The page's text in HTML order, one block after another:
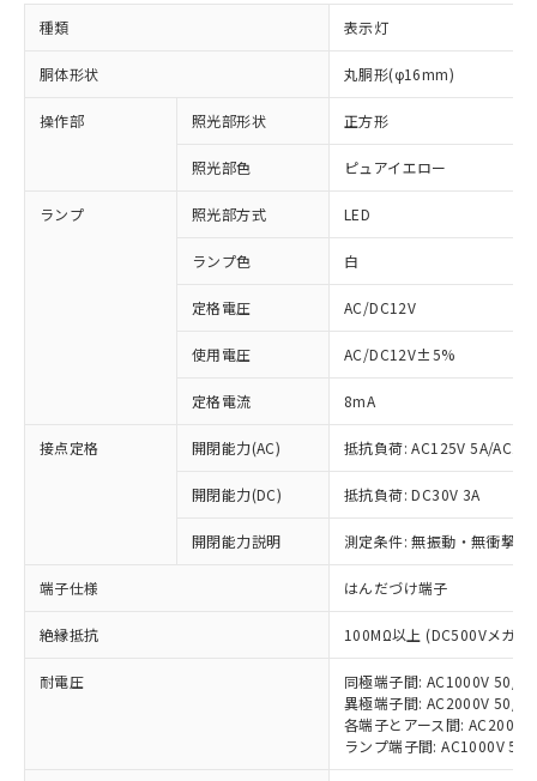
種類 表示灯
胴体形状 丸胴形(φ16mm)
操作部 照光部形状 正方形
照光部色 ピュアイエロー
ランプ 照光部方式 LED
ランプ色 白
定格電圧 AC/DC12V
使用電圧 AC/DC12V±5%
定格電流 8mA
接点定格 開閉能力(AC) 抵抗負荷: AC125V 5A/
開閉能力(DC) 抵抗負荷: DC30V 3A
開閉能力説明 測定条件: 無振動・無衝撃
端子仕様 はんだづけ端子
絶縁抵抗 100MΩ以上 (DC500Vメガ)
耐電圧
同極端子間: AC1000V 50/
異極端子間: AC2000V 50/
各端子とアース間:
ランプ端子間: AC1000V
以下の条件をお読みいただき、同意のうえ
※1 対応状況
対応済み：EU RoHS指令（10物質）の
非含有に対応した製品が提供可能な商品で
す。
対応予定：EU RoHS指令（10物質）の非含
有に対応した製品に切り替える予定のある
対応予定なし：EU RoHS指令（10物質）の
非含有に非対応の商品で、対応品を出す予